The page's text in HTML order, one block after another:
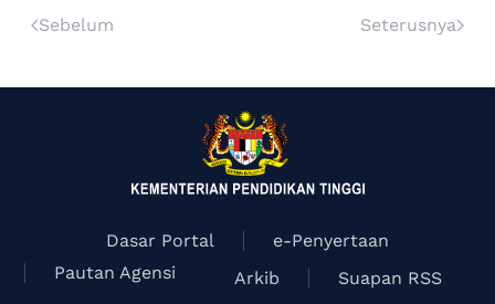
Sebelum Seterusnya
Dasar Portal
e-Penyertaan
Pautan Agensi
Arkib
Suapan RSS